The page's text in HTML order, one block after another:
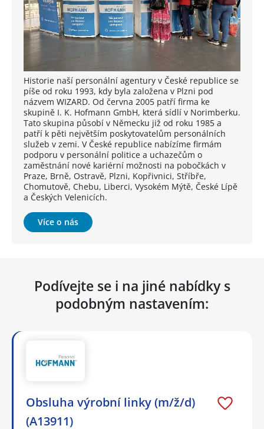
Historie naší personální agentury v České republice se
píše od roku 1993, kdy byla založena v Plzni pod
názvem WIZARD. Od června 2005 patří firma ke
skupině I. K. Hofmann GmbH, která sídlí v Norimberku.
Tato skupina působí v Německu již od roku 1985 a
patří k pěti největším poskytovatelům personálních
služeb v zemi. V České republice nabízíme firmám
podporu v personální politice a uchazečům o
zaměstnání nové kariérní možnosti na pobočkách v
Praze, Brně, Ostravě, Plzni, Kopřivnici, Stříbře,
Chomutově, Chebu, Liberci, Vysokém Mýtě, České Lípě
a Českých Velenicích.
Více o nás
Podívejte se i na jiné nabídky s
podobným nastavením:
Obsluha výrobní linky (m/ž/d)
(A13911)